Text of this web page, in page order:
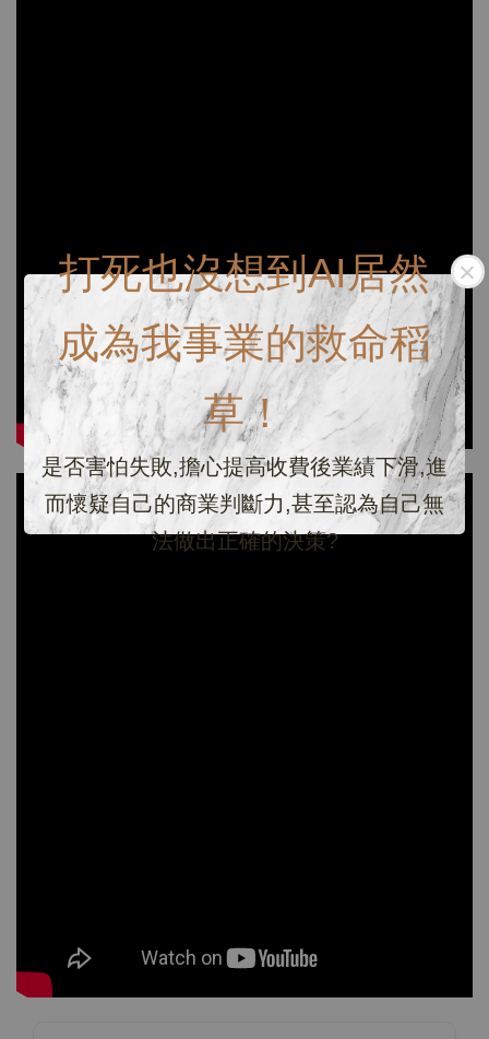
打死也沒想到AI居然
成為我事業的救命稻
草！
是否害怕失敗,擔心提高收費後業績下滑,進
而懷疑自己的商業判斷力,甚至認為自己無
法做出正確的決策?